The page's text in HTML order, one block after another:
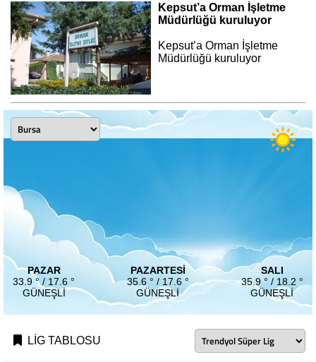
Kepsut’a Orman İşletme
Müdürlüğü kuruluyor
Kepsut’a Orman İşletme
Müdürlüğü kuruluyor
PAZAR
33.9 ° / 17.6 °
GÜNEŞLI
PAZARTESI
35.6 ° / 17.6 °
GÜNEŞLI
SALI
35.9 ° / 18.2 °
GÜNEŞLI
LİG TABLOSU